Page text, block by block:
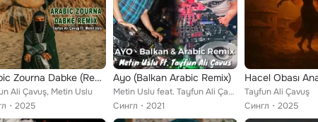
Arabic Zourna Dabke (Remix)
Ali Çavuş, Metin Uslu
2025
Ayo (Balkan Arabic Remix)
Metin Uslu feat. Tayfun Ali Çavuş
Сингл
2021
Tayfun Ali Çavuş
Сингл
2025